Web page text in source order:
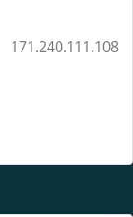
171.240.111.108